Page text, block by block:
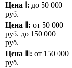
Цена Ⅰ: до 50 000
руб.
Цена Ⅱ: от 50 000
руб. до 150 000
руб.
Цена Ⅲ: от 150 000
руб.